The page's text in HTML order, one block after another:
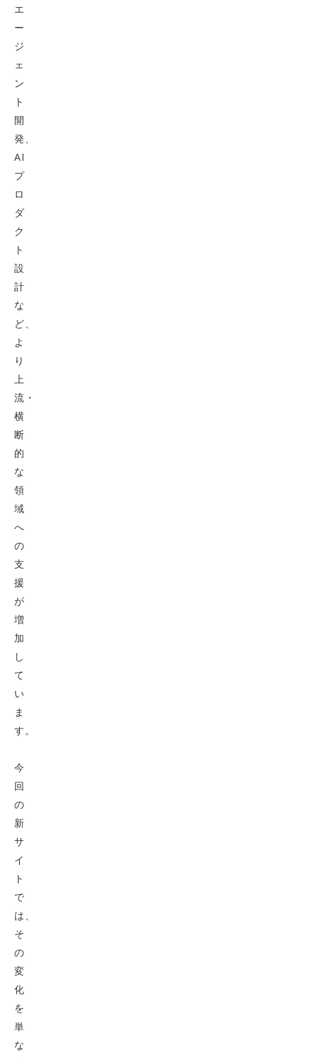
エ
ー
ジ
ェ
ン
ト
開
発、
AI
プ
ロ
ダ
ク
ト
設
計
な
ど、
よ
り
上
流・
横
断
的
な
領
域
へ
の
支
援
が
増
加
し
て
い
ま
す。
今
回
の
新
サ
イ
ト
で
は、
そ
の
変
化
を
単
な